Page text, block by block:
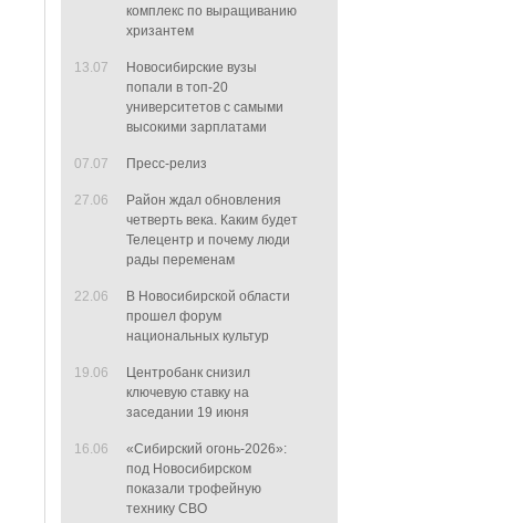
комплекс по выращиванию
хризантем
13.07
Новосибирские вузы
попали в топ-20
университетов с самыми
высокими зарплатами
07.07 Пресс-релиз
27.06
Район ждал обновления
четверть века. Каким будет
Телецентр и почему люди
рады переменам
22.06
В Новосибирской области
прошел форум
национальных культур
19.06
Центробанк снизил
ключевую ставку на
заседании 19 июня
16.06
«Сибирский огонь-2026»:
под Новосибирском
показали трофейную
технику СВО